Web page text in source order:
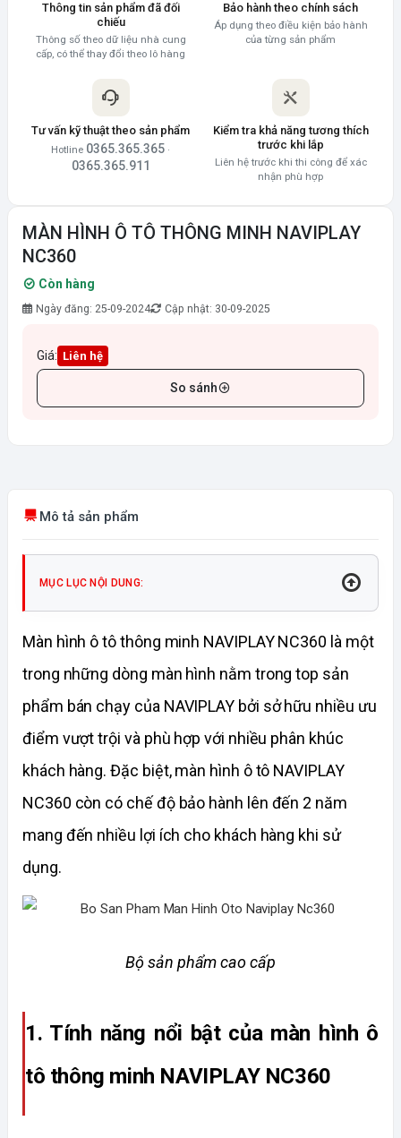
Thông tin sản phẩm đã đối
chiếu
Thông số theo dữ liệu nhà cung
cấp, có thể thay đổi theo lô hàng
Bảo hành theo chính sách
Áp dụng theo điều kiện bảo hành
của từng sản phẩm
Tư vấn kỹ thuật theo sản phẩm
Hotline 0365.365.365 ·
0365.365.911
Kiểm tra khả năng tương thích
trước khi lắp
Liên hệ trước khi thi công để xác
nhận phù hợp
MÀN HÌNH Ô TÔ THÔNG MINH NAVIPLAY
NC360
Còn hàng
Ngày đăng: 25-09-2024 Cập nhật: 30-09-2025
Giá: Liên hệ
So sánh
Mô tả sản phẩm
MỤC LỤC NỘI DUNG:
Màn hình ô tô thông minh NAVIPLAY NC360 là một
trong những dòng màn hình nằm trong top sản
phẩm bán chạy của NAVIPLAY bởi sở hữu nhiều ưu
điểm vượt trội và phù hợp với nhiều phân khúc
khách hàng. Đặc biệt, màn hình ô tô NAVIPLAY
NC360 còn có chế độ bảo hành lên đến 2 năm
mang đến nhiều lợi ích cho khách hàng khi sử
dụng.
Bộ sản phẩm cao cấp
1. Tính năng nổi bật của màn hình ô
tô thông minh NAVIPLAY NC360